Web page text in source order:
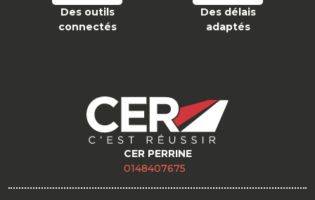
Des outils
connectés
Des délais
adaptés
CER PERRINE
0148407675